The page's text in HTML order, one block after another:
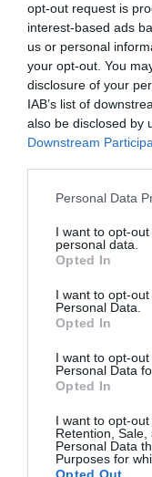
opt-out request is
interest-based ads
us or personal
your opt-out. You
disclosure of your
IAB’s list of
also be disclosed by
Downstream
Please note that
not limited to your
grant or deny
use your data for
consent section.
Personal Data
I want to opt-
personal data.
Opted In
I want to opt-
Personal Data.
Opted In
I want to opt-
Personal Data
Opted In
I want to opt-out
Retention,
Personal Data
Purposes for
Η Άνδρος
Φωτογραφίες-
Από τον 19ο αιώνα
ΟΡΜΟΣ ΚΟΡΘΙΟΥ:
ΧΩΡΟΤΑΞΙΚΟ
ικανότητα στο
Πρόσφατα